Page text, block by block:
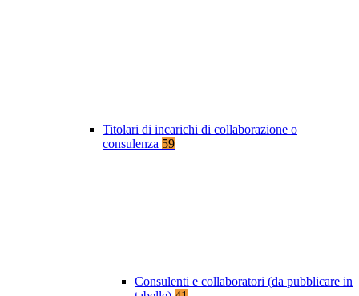
Titolari di incarichi di collaborazione o
consulenza 59
Consulenti e collaboratori (da pubblicare in